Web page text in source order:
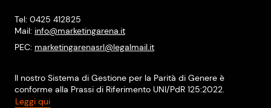
Tel: 0425 412825
Mail: info@marketingarena.it
PEC: marketingarenasrl@legalmail.it
Il nostro Sistema di Gestione per la Parità di Genere è
conforme alla Prassi di Riferimento UNI/PdR 125:2022.
Leggi qui